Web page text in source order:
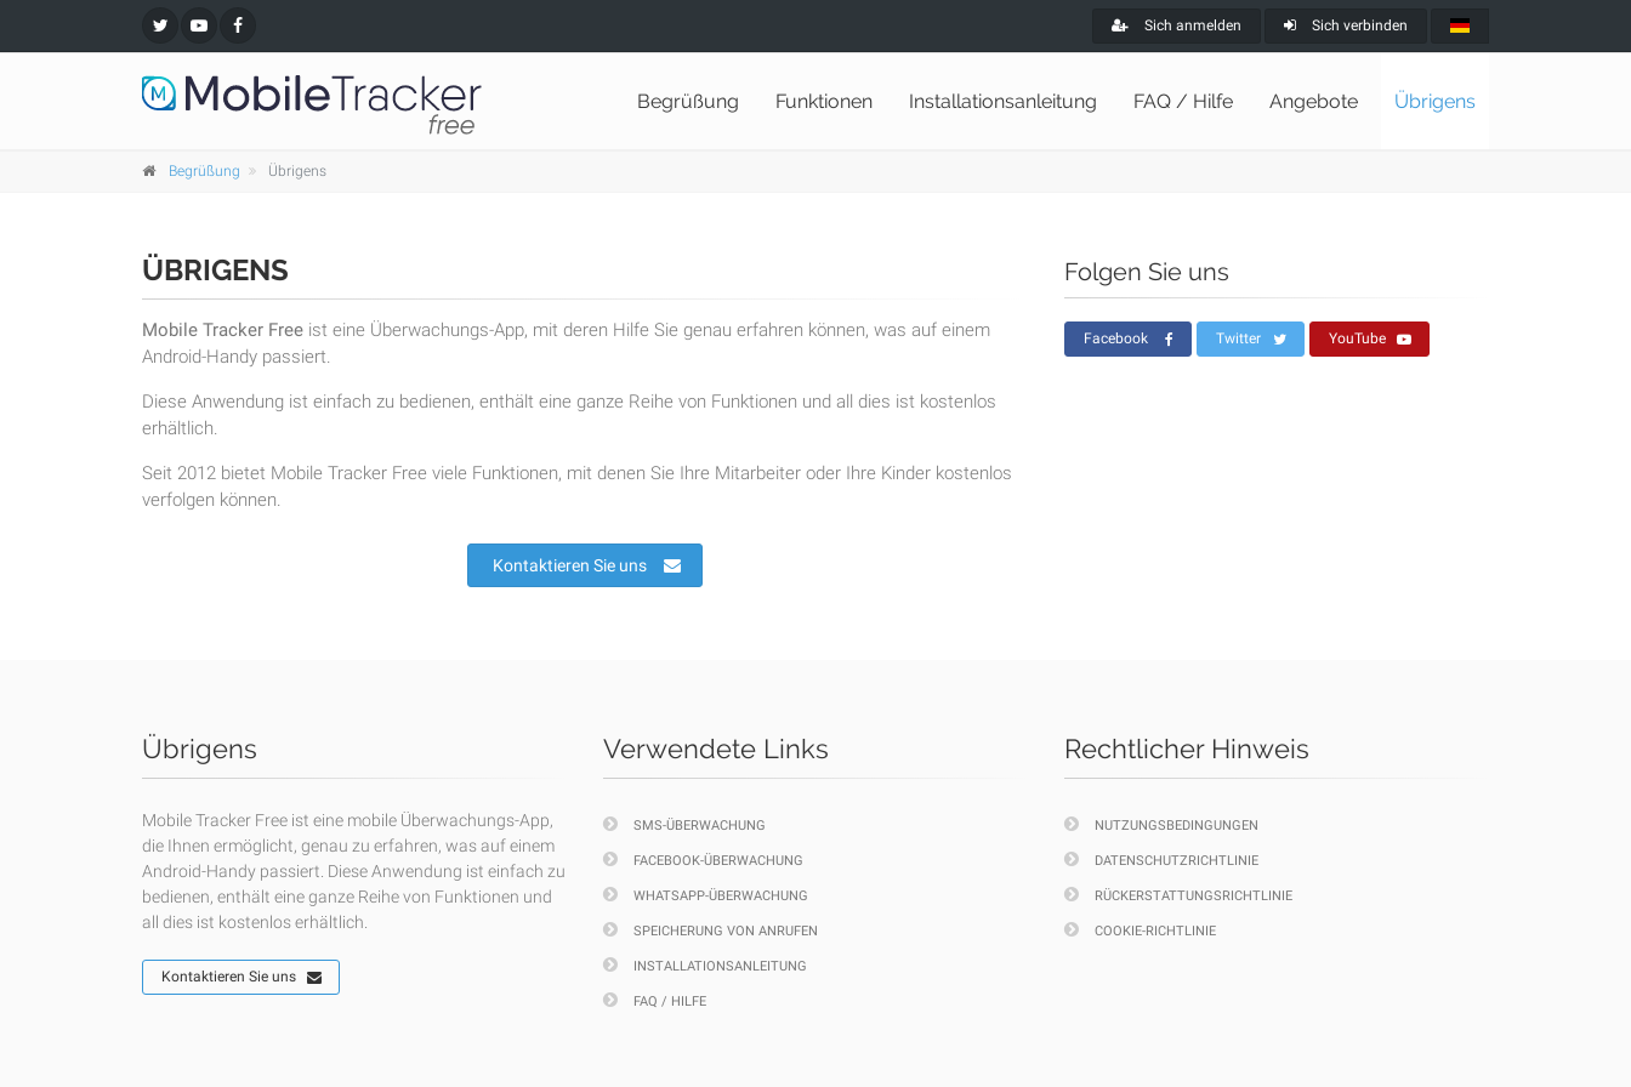
Sich anmelden Sich verbinden
Begrüßung Funktionen Installationsanleitung FAQ / Hilfe Angebote Übrigens
Begrüßung Übrigens
ÜBRIGENS
Mobile Tracker Free ist eine Überwachungs-App, mit deren Hilfe Sie genau erfahren können, was auf einem
Android-Handy passiert.
Diese Anwendung ist einfach zu bedienen, enthält eine ganze Reihe von Funktionen und all dies ist kostenlos
erhältlich.
Seit 2012 bietet Mobile Tracker Free viele Funktionen, mit denen Sie Ihre Mitarbeiter oder Ihre Kinder kostenlos
verfolgen können.
Kontaktieren Sie uns
Folgen Sie uns
Facebook Twitter YouTube
Übrigens
Mobile Tracker Free ist eine mobile Überwachungs-App,
die Ihnen ermöglicht, genau zu erfahren, was auf einem
Android-Handy passiert. Diese Anwendung ist einfach zu
bedienen, enthält eine ganze Reihe von Funktionen und
all dies ist kostenlos erhältlich.
Kontaktieren Sie uns
Verwendete Links
SMS-ÜBERWACHUNG
FACEBOOK-ÜBERWACHUNG
WHATSAPP-ÜBERWACHUNG
SPEICHERUNG VON ANRUFEN
INSTALLATIONSANLEITUNG
FAQ / HILFE
Rechtlicher Hinweis
NUTZUNGSBEDINGUNGEN
DATENSCHUTZRICHTLINIE
RÜCKERSTATTUNGSRICHTLINIE
COOKIE-RICHTLINIE